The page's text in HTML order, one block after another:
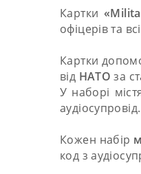
Картки
офіцерів та
Картки
від НАТО за
У наборі
аудіосупровід.
Кожен набір
код з